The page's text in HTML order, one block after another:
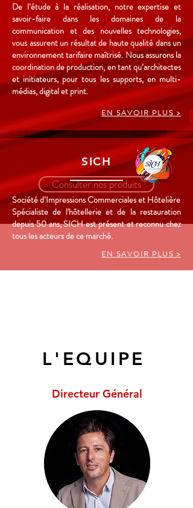
Consulter nos produits
De l’étude à la réalisation, notre expertise et
savoir-faire dans les domaines de la
communication et des nouvelles technologies,
vous assurent un résultat de haute qualité dans un
environnement tarifaire maîtrisé.Nous assurons la
coordination de production, en tant qu’architectes
et initiateurs, pour tous les supports, en multi-
médias, digital et print.
EN SAVOIR PLUS >
SICH
Société d’Impressions Commerciales et Hôtelière
Spécialiste de l'hôtellerie et de la restauration
depuis 50 ans, SICH est présent et reconnu chez
tous les acteurs de ce marché.
EN SAVOIR PLUS >
L'EQUIPE
Directeur Général